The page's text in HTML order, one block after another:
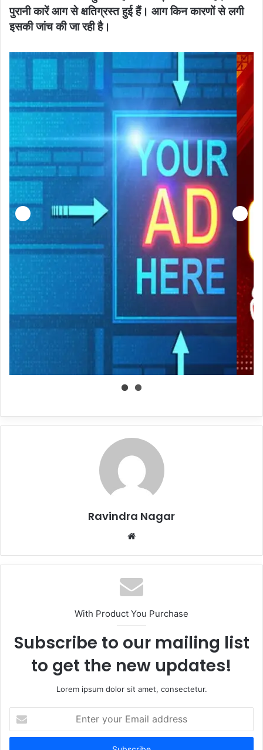
पुरानी कारें आग से क्षतिग्रस्त हुई हैं। आग किन कारणों से लगी
इसकी जांच की जा रही है।
Ravindra Nagar
Website
With Product You Purchase
Subscribe to our mailing list
to get the new updates!
Lorem ipsum dolor sit amet, consectetur.
your
Email